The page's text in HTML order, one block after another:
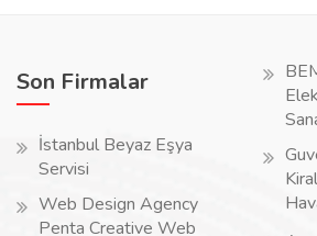
Son Firmalar
İstanbul Beyaz Eşya
Servisi
Web Design Agency
Penta Creative Web